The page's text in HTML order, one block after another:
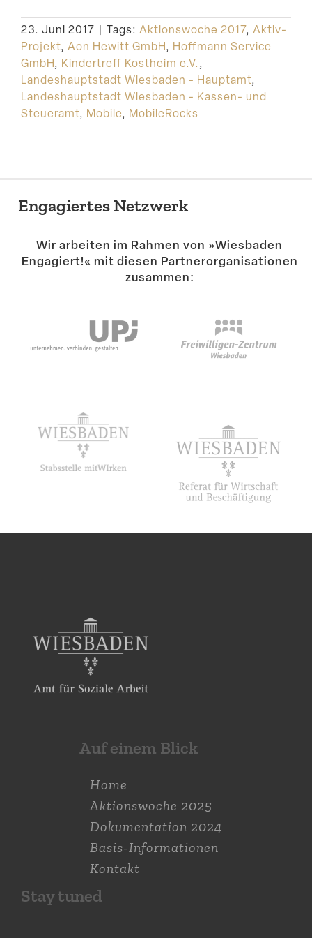
Suche
23. Juni 2017 | Tags: Aktionswoche 2017, Aktiv-
Projekt, Aon Hewitt GmbH, Hoffmann Service
GmbH, Kindertreff Kostheim e.V.,
Landeshauptstadt Wiesbaden - Hauptamt,
Landeshauptstadt Wiesbaden - Kassen- und
Steueramt, Mobile, MobileRocks
Engagiertes Netzwerk
Wir arbeiten im Rahmen von »Wiesbaden
Engagiert!« mit diesen Partner­or­ga­ni­sa­tionen
zusammen:
Auf einem Blick
Home
Aktions­woche 2025
Dokumen­tation 2024
Basis-Informationen
Kontakt
Stay tuned